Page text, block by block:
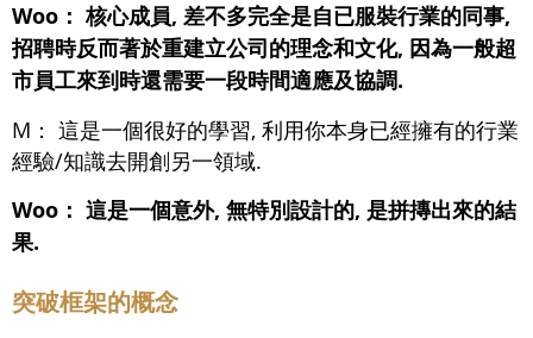
Woo： 核心成員, 差不多完全是自已服裝行業的同事,
招聘時反而著於重建立公司的理念和文化, 因為一般超
市員工來到時還需要一段時間適應及協調.
M： 這是一個很好的學習, 利用你本身已經擁有的行業
經驗/知識去開創另一領域.
Woo： 這是一個意外, 無特別設計的, 是拼摶出來的結
果.
突破框架的概念